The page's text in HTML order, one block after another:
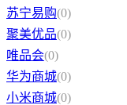
苏宁易购(0)
聚美优品(0)
唯品会(0)
华为商城(0)
小米商城(0)